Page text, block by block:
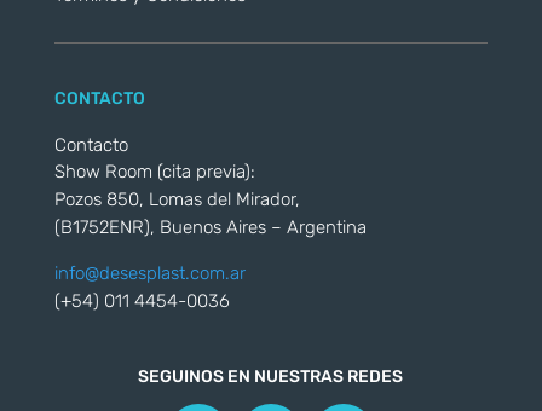
CONTACTO
Contacto
Show Room (cita previa):
Pozos 850, Lomas del Mirador,
(B1752ENR), Buenos Aires – Argentina
info@desesplast.com.ar
(+54) 011 4454-0036
SEGUINOS EN NUESTRAS REDES